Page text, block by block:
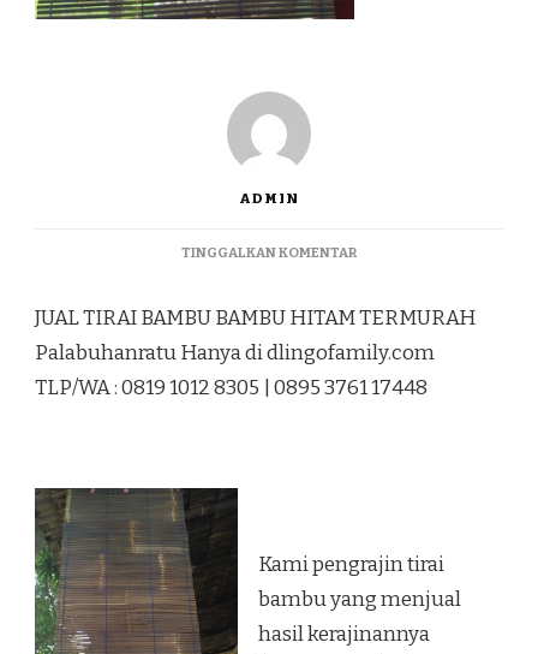
ADMIN
TINGGALKAN KOMENTARPADA
BAMBU
BAMBU
HITAM
TERMURAH
JUAL TIRAI BAMBU BAMBU HITAM TERMURAH
Palabuhanratu Hanya di dlingofamily.com
TLP/WA : 0819 1012 8305 | 0895 3761 17448
Kami pengrajin tirai
bambu yang menjual
hasil kerajinannya